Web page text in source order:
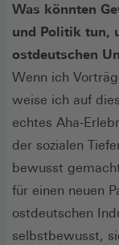
Was könnten
und Politik tun,
ostdeutschen
Wenn ich
weise ich auf
echtes Aha-
der sozialen
bewusst
für einen neuen
ostdeutschen
selbstbewusst,